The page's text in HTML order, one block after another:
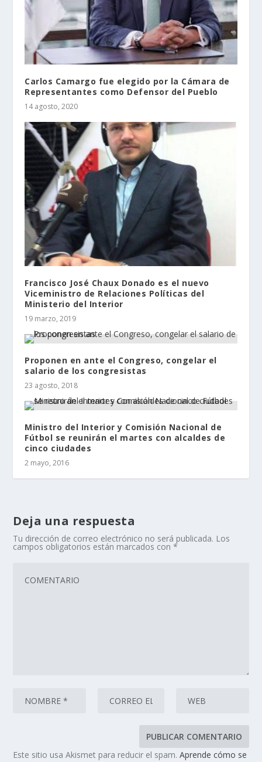
Carlos Camargo fue elegido por la Cámara de
Representantes como Defensor del Pueblo
14 agosto, 2020
Francisco José Chaux Donado es el nuevo
Viceministro de Relaciones Políticas del
Ministerio del Interior
19 marzo, 2019
Proponen en ante el Congreso, congelar el
salario de los congresistas
23 agosto, 2018
Ministro del Interior y Comisión Nacional de
Fútbol se reunirán el martes con alcaldes de
cinco ciudades
2 mayo, 2016
Deja una respuesta
Tu dirección de correo electrónico no será publicada. Los
campos obligatorios están marcados con*
Este sitio usa Akismet para reducir el spam.Aprende cómo se